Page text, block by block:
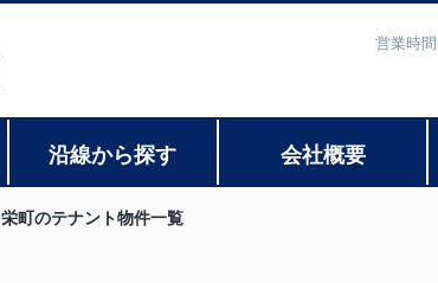
営業時
沿線から探す 会社概要
栄町のテナント物件一覧